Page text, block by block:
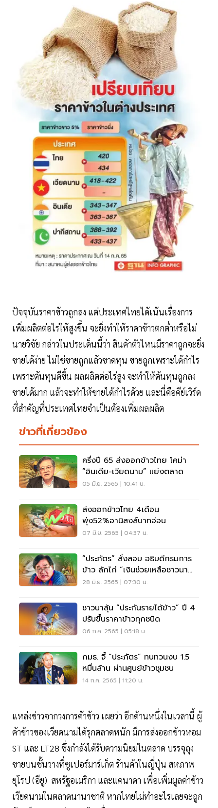
ปัจจุบันราคาข้าวถูกลง แต่ประเทศไทยได้เน้นเรื่องการ
เพิ่มผลิตต่อไร่ให้สูงขึ้น จะยิ่งทำให้ราคาข้าวตกต่ำหรือไม่
นายวิชัย กล่าวในประเด็นนี้ว่า สินค้าตัวไหนมีราคาถูกจะยิ่ง
ขายได้ง่าย ไม่ใช่ขายถูกแล้วขาดทุน ขายถูกเพราะได้กำไร
เพราะต้นทุนดีขึ้น ผลผลิตต่อไร่สูง จะทำให้ต้นทุนถูกลง
ขายได้มาก แล้วจะทำให้ขายได้กำไรด้วย และนี่คือคีย์เวิร์ด
ที่สำคัญที่ประเทศไทยจำเป็นต้องเพิ่มผลผลิต
ข่าวที่เกี่ยวข้อง
ครึ่งปี 65 ส่งออกข้าวไทย โคม่า
“อินเดีย-เวียดนาม” แย่งตลาด
05 มิ.ย. 2565 | 10:41 น.
ส่งออกข้าวไทย 4เดือน
พุ่ง52%อานิสงส์บาทอ่อน
07 มิ.ย. 2565 | 04:37 น.
“ประภัตร” สั่งสอบ อธิบดีกรมการ
ข้าว ลักไก่ “เงินช่วยเหลือชาวนา
“1.5 หมื่นล้าน
28 มิ.ย. 2565 | 07:30 น.
ชาวนาลุ้น “ประกันรายได้ข้าว” ปี 4
ปรับขึ้นราคาข้าวทุกชนิด
06 ก.ค. 2565 | 05:18 น.
กมธ. จี้ “ประภัตร” ทบทวนงบ 1.5
หมื่นล้าน ผ่านศูนย์ข้าวชุมชน
14 ก.ค. 2565 | 11:20 น.
แหล่งข่าวจากวงการค้าข้าว เผยว่า อีกด้านหนึ่งในเวลานี้ ผู้
ค้าข้าวของเวียดนามได้รุกตลาดหนัก มีการส่งออกข้าวหอม
ST และ LT28 ซึ่งกำลังได้รับความนิยมในตลาด บรรจุถุง
ขายบนชั้นวางที่ซูเปอร์มาร์เก็ต ร้านค้าในญี่ปุ่น สหภาพ
ยุโรป (อียู) สหรัฐอเมริกา และแคนาดา เพื่อเพิ่มมูลค่าข้าว
เวียดนามในตลาดนานาชาติ หากไทยไม่ทำอะไรเลยจะถูก